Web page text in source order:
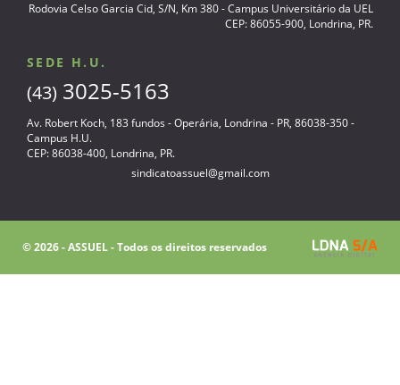
Rodovia Celso Garcia Cid, S/N, Km 380 - Campus Universitário da UEL
CEP: 86055-900, Londrina, PR.
SEDE H.U.
(43) 3025-5163
Av. Robert Koch, 183 fundos - Operária, Londrina - PR, 86038-350 -
Campus H.U.
CEP: 86038-400, Londrina, PR.
sindicatoassuel@gmail.com
© 2026 - ASSUEL - Todos os direitos reservados